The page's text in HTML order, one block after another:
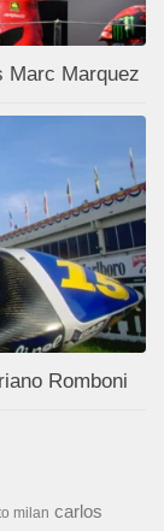
Marc Marquez
Romboni
milan carlos